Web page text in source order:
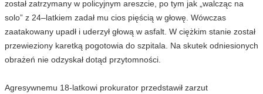
został zatrzymany w policyjnym areszcie, po tym jak „walcząc na
solo” z 24–latkiem zadał mu cios pięścią w głowę. Wówczas
zaatakowany upadł i uderzył głową w asfalt. W ciężkim stanie został
przewieziony karetką pogotowia do szpitala. Na skutek odniesionych
obrażeń nie odzyskał dotąd przytomności.
Agresywnemu 18-latkowi prokurator przedstawił zarzut